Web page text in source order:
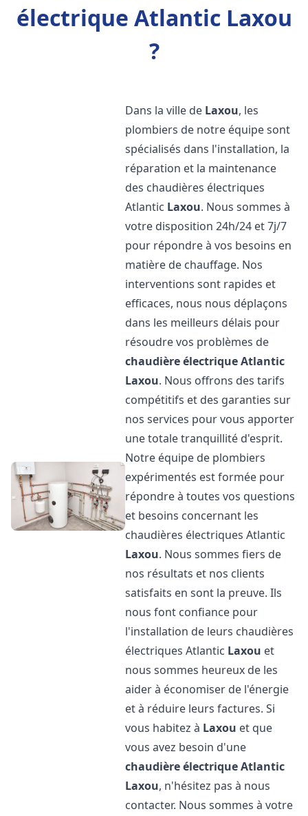
électrique Atlantic Laxou
?
Dans la ville de Laxou, les
plombiers de notre équipe sont
spécialisés dans l'installation, la
réparation et la maintenance
des chaudières électriques
Atlantic Laxou. Nous sommes à
votre disposition 24h/24 et 7j/7
pour répondre à vos besoins en
matière de chauffage. Nos
interventions sont rapides et
efficaces, nous nous déplaçons
dans les meilleurs délais pour
résoudre vos problèmes de
chaudière électrique Atlantic
Laxou. Nous offrons des tarifs
compétitifs et des garanties sur
nos services pour vous apporter
une totale tranquillité d'esprit.
Notre équipe de plombiers
expérimentés est formée pour
répondre à toutes vos questions
et besoins concernant les
chaudières électriques Atlantic
Laxou. Nous sommes fiers de
nos résultats et nos clients
satisfaits en sont la preuve. Ils
nous font confiance pour
l'installation de leurs chaudières
électriques Atlantic Laxou et
nous sommes heureux de les
aider à économiser de l'énergie
et à réduire leurs factures. Si
vous habitez à Laxou et que
vous avez besoin d'une
chaudière électrique Atlantic
Laxou, n'hésitez pas à nous
contacter. Nous sommes à votre